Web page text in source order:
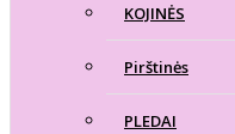
KOJINĖS
Pirštinės
PLEDAI